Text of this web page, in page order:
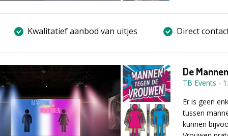
Jullie
productie,
Met
binnen- en
Tijdens de
om de
leuker kan
maakt alles
Waarom?
comfortzone
kunnen
andere,
Kwalitatief aanbod van uitjes Direct
De
TB Events -
Er is geen
tussen
kunnen